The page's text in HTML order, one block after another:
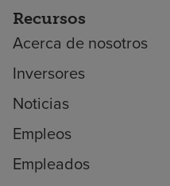
Recursos
Acerca de nosotros
Inversores
Noticias
Empleos
Empleados